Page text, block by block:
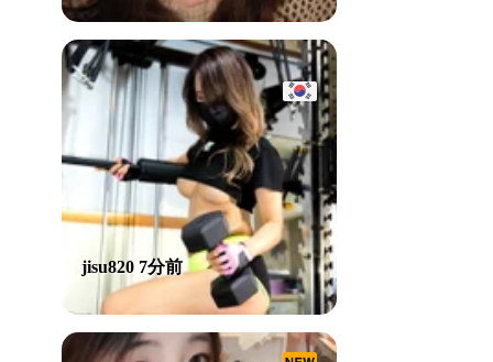
jisu820 7分前